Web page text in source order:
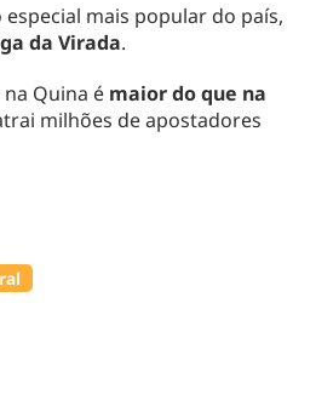
mais popular do país,
da Virada.
Quina é maior do que na
milhões de apostadores